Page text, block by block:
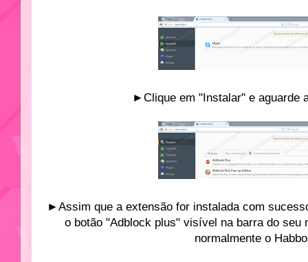
►Clique em "Instalar" e aguarde
►Assim que a extensão for instalada com
o botão "Adblock plus" visível na barra do seu
normalmente o